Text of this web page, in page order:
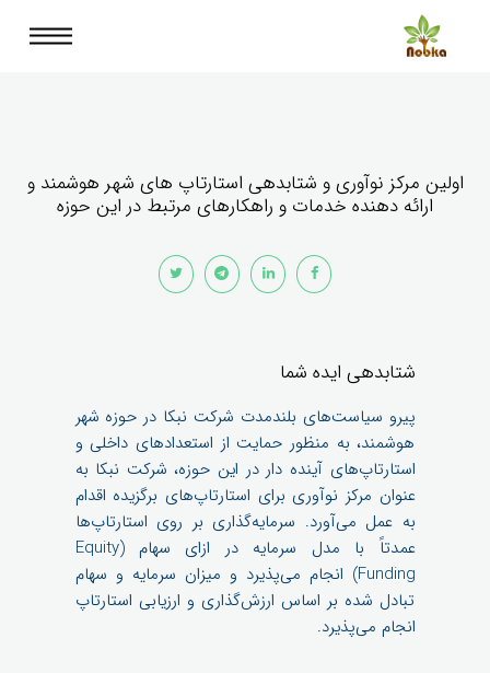
اولین مرکز نوآوری و شتابدهی استارتاپ های شهر هوشمند و
ارائه دهنده خدمات و راهکارهای مرتبط در این حوزه
شتابدهی ایده شما
پیرو سیاست‌های بلندمدت شرکت نبکا در حوزه شهر
هوشمند، به منظور حمایت از استعدادهای داخلی و
استارتاپ‌های آینده دار در این حوزه، شرکت نبکا به
عنوان مرکز نوآوری برای استارتاپ‌های برگزیده اقدام
به عمل می‌آورد. سرمایه‌گذاری بر روی استارتاپ‌ها
عمدتاً با مدل سرمایه در ازای سهام (Equity
Funding) انجام می‌پذیرد و میزان سرمایه و سهام
تبادل شده بر اساس ارزش‌گذاری و ارزیابی استارتاپ
انجام می‌پذیرد.